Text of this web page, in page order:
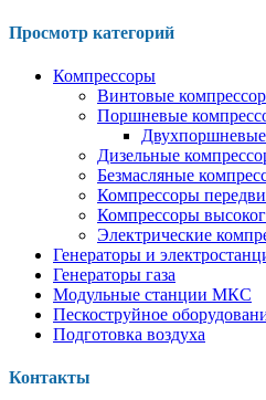
Просмотр категорий
Компрессоры
Винтовые
Поршневые
Дизельные
Безмасляные
Компрессоры
Компрессоры
Электрические
Генераторы и
Генераторы газа
Модульные станции МКС
Пескоструйное
Подготовка воздуха
Контакты